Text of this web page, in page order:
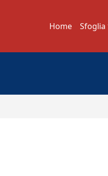
Home Sfoglia